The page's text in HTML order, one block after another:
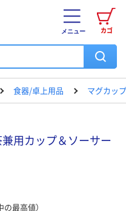
カゴ
メニュー
食器/卓上用品 マグカッ
用カップ＆ソーサー
の最高値）